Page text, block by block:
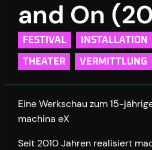
and On
FESTIVAL INSTALLATION
THEATER VERMITTLUNG
Eine Werkschau zum 15-
machina eX
Seit 2010 Jahren realisiert